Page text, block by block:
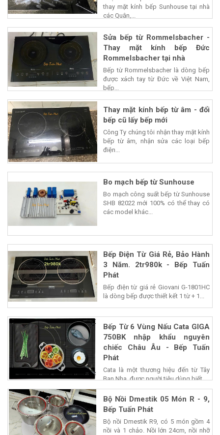
thay mặt kính bếp Sunhouse tại nhà
các Quận,...
Sửa bếp từ Rommelsbacher -
Thay mặt kính bếp Đức
Rommelsbacher tại nhà
Bếp từ Rommelsbacher là dòng bếp
được xách tay từ Đức về Việt Nam,
bếp...
Thay mặt kính bếp từ âm - đổi
bếp cũ lấy bếp mới
Công Ty chúng tôi nhận thay mặt kính
bếp từ âm, nhận sửa các loại bếp
điện...
Bo mạch bếp từ Sunhouse
Bo mạch công suất bếp từ Sunhouse
SHB 82022 mới 100% có thể thay có
các model khác...
Bếp Điện Từ Giá Rẻ, Bảo Hành
3 Năm. 2tr980k - Bếp Tuấn
Phát
Bếp điện từ giá rẻ Giovani G-1801HC
là dòng bếp được thiết kết 1 từ + 1...
Bếp Từ 6 Vùng Nấu Cata GIGA
750BK nhập khẩu nguyên
chiếc Châu Âu - Bếp Tuấn
Phát
Cata là một thương hiệu đến từ Tây
Ban Nha, được người tiêu dùng biết...
Bộ Nồi Dmestik 05 Món R - 9,
Bếp Tuấn Phát
Bộ nồi Dmestik R9, có 5 món gồm 4
nồi và 1 chảo. Nồi lớn 24cm, nồi nhỡ